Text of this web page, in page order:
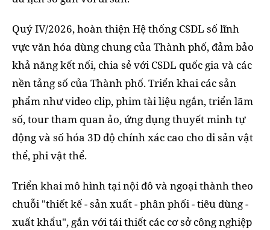
Quý IV/2026, hoàn thiện Hệ thống CSDL số lĩnh
vực văn hóa dùng chung của Thành phố, đảm bảo
khả năng kết nối, chia sẻ với CSDL quốc gia và các
nền tảng số của Thành phố. Triển khai các sản
phẩm như video clip, phim tài liệu ngắn, triển lãm
số, tour tham quan ảo, ứng dụng thuyết minh tự
động và số hóa 3D độ chính xác cao cho di sản vật
thể, phi vật thể.
Triển khai mô hình tại nội đô và ngoại thành theo
chuỗi "thiết kế - sản xuất - phân phối - tiêu dùng -
xuất khẩu", gắn với tái thiết các cơ sở công nghiệp